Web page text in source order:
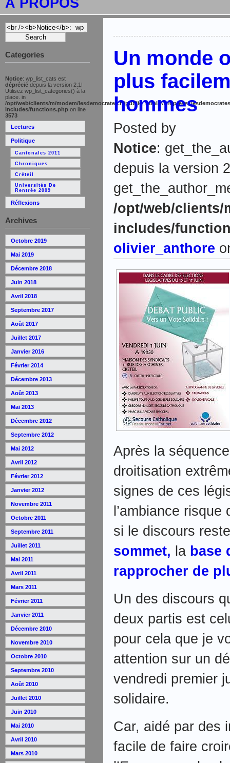
À PROPOS
Categories
Notice: wp_list_cats est
déprécié depuis la version 2.1!
Utilisez wp_list_categories() à la
place. in
/opt/web/clients/m/modem/lesdemocrates.fr/public_html/
includes/functions.php on line
3573
Lectures
Politique
Cantonales 2011
Chroniques
Créteil
Universités De
Rentrée 2009
Réflexions
Archives
Octobre 2019
Mai 2019
Décembre 2018
Juin 2018
Avril 2018
Septembre 2017
Août 2017
Juillet 2017
Janvier 2016
Février 2014
Décembre 2013
Août 2013
Mai 2013
Décembre 2012
Septembre 2012
Mai 2012
Avril 2012
Février 2012
Janvier 2012
Novembre 2011
Octobre 2011
Septembre 2011
Juillet 2011
Mai 2011
Avril 2011
Mars 2011
Février 2011
Janvier 2011
Décembre 2010
Novembre 2010
Octobre 2010
Septembre 2010
Août 2010
Juillet 2010
Juin 2010
Mai 2010
Avril 2010
Mars 2010
Un monde
plus
hommes
Posted by
Notice:
depuis la version
/opt/web/clients/
includes/
olivier_anthore
Après la
droitisation
signes de ces
l’ambiance
si le discours
sommet, la base
rapprocher de
Un des discours
deux partis est
pour cela que je
attention sur un
vendredi premier
solidaire.
Car, aidé par des
facile de faire